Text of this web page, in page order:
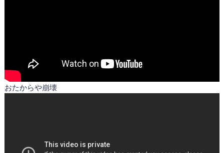
おたからや崩壊